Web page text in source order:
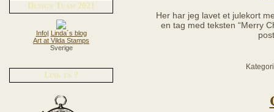
Design Team 2021
Info| Linda´s blog
Art at Vilda Stamps
Sverige
Link us ?
Her har jeg lavet et julekort
en tag med teksten “Merry